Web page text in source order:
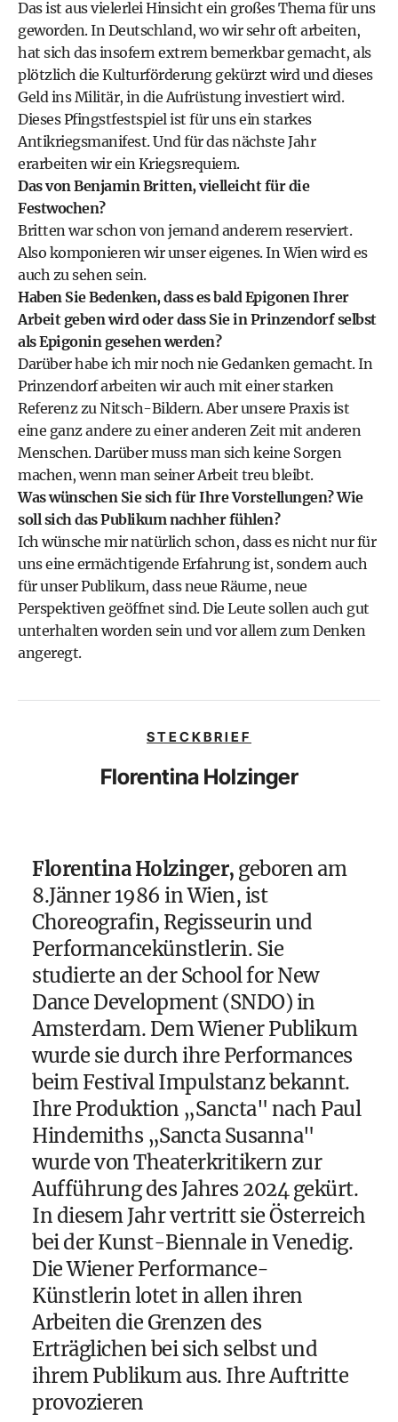
Das ist aus vielerlei Hinsicht ein großes Thema für uns
geworden. In Deutschland, wo wir sehr oft arbeiten,
hat sich das insofern extrem bemerkbar gemacht, als
plötzlich die Kulturförderung gekürzt wird und dieses
Geld ins Militär, in die Aufrüstung investiert wird.
Dieses Pfingstfestspiel ist für uns ein starkes
Antikriegsmanifest. Und für das nächste Jahr
erarbeiten wir ein Kriegsrequiem.
Das von Benjamin Britten, vielleicht für die
Festwochen?
Britten war schon von jemand anderem reserviert.
Also komponieren wir unser eigenes. In Wien wird es
auch zu sehen sein.
Haben Sie Bedenken, dass es bald Epigonen Ihrer
Arbeit geben wird oder dass Sie in Prinzendorf selbst
als Epigonin gesehen werden?
Darüber habe ich mir noch nie Gedanken gemacht. In
Prinzendorf arbeiten wir auch mit einer starken
Referenz zu Nitsch-Bildern. Aber unsere Praxis ist
eine ganz andere zu einer anderen Zeit mit anderen
Menschen. Darüber muss man sich keine Sorgen
machen, wenn man seiner Arbeit treu bleibt.
Was wünschen Sie sich für Ihre Vorstellungen? Wie
soll sich das Publikum nachher fühlen?
Ich wünsche mir natürlich schon, dass es nicht nur für
uns eine ermächtigende Erfahrung ist, sondern auch
für unser Publikum, dass neue Räume, neue
Perspektiven geöffnet sind. Die Leute sollen auch gut
unterhalten worden sein und vor allem zum Denken
angeregt.
STECKBRIEF
Florentina Holzinger
Florentina Holzinger, geboren am
8.Jänner 1986 in Wien, ist
Choreografin, Regisseurin und
Performancekünstlerin. Sie
studierte an der School for New
Dance Development (SNDO) in
Amsterdam. Dem Wiener Publikum
wurde sie durch ihre Performances
beim Festival Impulstanz bekannt.
Ihre Produktion „Sancta" nach Paul
Hindemiths „Sancta Susanna"
wurde von Theaterkritikern zur
Aufführung des Jahres 2024 gekürt.
In diesem Jahr vertritt sie Österreich
bei der Kunst-Biennale in Venedig.
Die Wiener Performance-
Künstlerin lotet in allen ihren
Arbeiten die Grenzen des
Erträglichen bei sich selbst und
ihrem Publikum aus. Ihre Auftritte
provozieren